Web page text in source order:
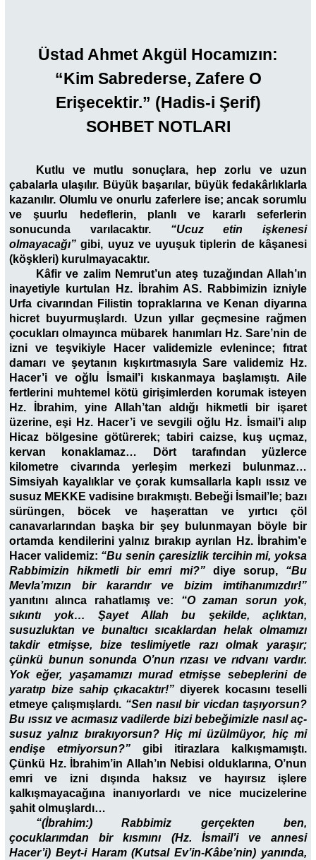
Üstad Ahmet Akgül Hocamızın:
“Kim Sabrederse, Zafere O
Erişecektir.” (Hadis-i Şerif)
SOHBET NOTLARI
Kutlu ve mutlu sonuçlara, hep zorlu ve uzun
çabalarla ulaşılır. Büyük başarılar, büyük fedakârlıklarla
kazanılır. Olumlu ve onurlu zaferlere ise; ancak sorumlu
ve şuurlu hedeflerin, planlı ve kararlı seferlerin
sonucunda varılacaktır. “Ucuz etin işkenesi
olmayacağı” gibi, uyuz ve uyuşuk tiplerin de kâşanesi
(köşkleri) kurulmayacaktır.
Kâfir ve zalim Nemrut’un ateş tuzağından Allah’ın
inayetiyle kurtulan Hz. İbrahim AS. Rabbimizin izniyle
Urfa civarından Filistin topraklarına ve Kenan diyarına
hicret buyurmuşlardı. Uzun yıllar geçmesine rağmen
çocukları olmayınca mübarek hanımları Hz. Sare’nin de
izni ve teşvikiyle Hacer validemizle evlenince; fıtrat
damarı ve şeytanın kışkırtmasıyla Sare validemiz Hz.
Hacer’i ve oğlu İsmail’i kıskanmaya başlamıştı. Aile
fertlerini muhtemel kötü girişimlerden korumak isteyen
Hz. İbrahim, yine Allah’tan aldığı hikmetli bir işaret
üzerine, eşi Hz. Hacer’i ve sevgili oğlu Hz. İsmail’i alıp
Hicaz bölgesine götürerek; tabiri caizse, kuş uçmaz,
kervan konaklamaz… Dört tarafından yüzlerce
kilometre civarında yerleşim merkezi bulunmaz…
Simsiyah kayalıklar ve çorak kumsallarla kaplı ıssız ve
susuz MEKKE vadisine bırakmıştı. Bebeği İsmail’le; bazı
sürüngen, böcek ve haşerattan ve yırtıcı çöl
canavarlarından başka bir şey bulunmayan böyle bir
ortamda kendilerini yalnız bırakıp ayrılan Hz. İbrahim’e
Hacer validemiz: “Bu senin çaresizlik tercihin mi, yoksa
Rabbimizin hikmetli bir emri mi?”diye sorup, “Bu
Mevla’mızın bir kararıdır ve bizim imtihanımızdır!”
yanıtını alınca rahatlamış ve: “O zaman sorun yok,
sıkıntı yok… Şayet Allah bu şekilde, açlıktan,
susuzluktan ve bunaltıcı sıcaklardan helak olmamızı
takdir etmişse, bize teslimiyetle razı olmak yaraşır;
çünkü bunun sonunda O’nun rızası ve rıdvanı vardır.
Yok eğer, yaşamamızı murad etmişse sebeplerini de
yaratıp bize sahip çıkacaktır!” diyerek kocasını teselli
etmeye çalışmışlardı. “Sen nasıl bir vicdan taşıyorsun?
Bu ıssız ve acımasız vadilerde bizi bebeğimizle nasıl aç-
susuz yalnız bırakıyorsun? Hiç mi üzülmüyor, hiç mi
endişe etmiyorsun?” gibi itirazlara kalkışmamıştı.
Çünkü Hz. İbrahim’in Allah’ın Nebisi olduklarına, O’nun
emri ve izni dışında haksız ve hayırsız işlere
kalkışmayacağına inanıyorlardı ve nice mucizelerine
şahit olmuşlardı…
“(İbrahim:) Rabbimiz gerçekten ben,
çocuklarımdan bir kısmını (Hz. İsmail’i ve annesi
Hacer’i) Beyt-i Haram (Kutsal Ev’in-Kâbe’nin) yanında,